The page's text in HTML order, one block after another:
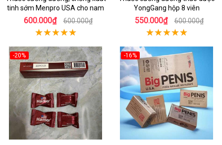
tinh sớm Menpro USA cho nam
600.000₫ 600.000₫
YongGang hộp 8 viên
550.000₫ 600.000₫
-20% -16%